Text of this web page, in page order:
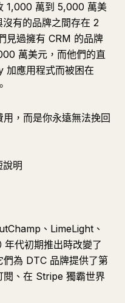
1,000 萬到 5,000 萬美
有的品牌之間存在 2
見過擁有 CRM 的品牌
萬美元，而他們的直
加應用程式而被困在
，而是你永遠無法挽回
明
、LimeLight、
代初期推出時改變了
為 DTC 品牌提供了第
閱、在 Stripe 獨霸世界